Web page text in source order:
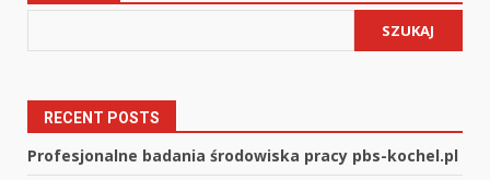
SZUKAJ
RECENT POSTS
Profesjonalne badania środowiska pracy pbs-kochel.pl